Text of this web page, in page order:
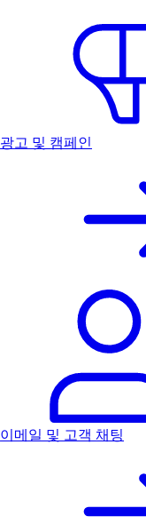
광고 및 캠페인
이메일 및 고객 채팅